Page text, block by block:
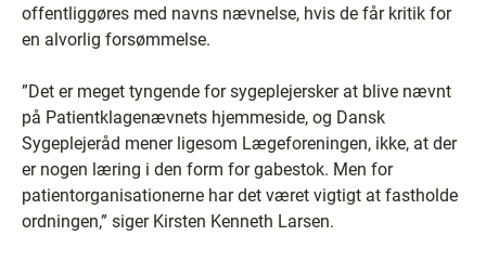
offentliggøres med navns nævnelse, hvis de får kritik for
en alvorlig forsømmelse.
”Det er meget tyngende for sygeplejersker at blive nævnt
på Patientklagenævnets hjemmeside, og Dansk
Sygeplejeråd mener ligesom Lægeforeningen, ikke, at der
er nogen læring i den form for gabestok. Men for
patientorganisationerne har det været vigtigt at fastholde
ordningen,” siger Kirsten Kenneth Larsen.